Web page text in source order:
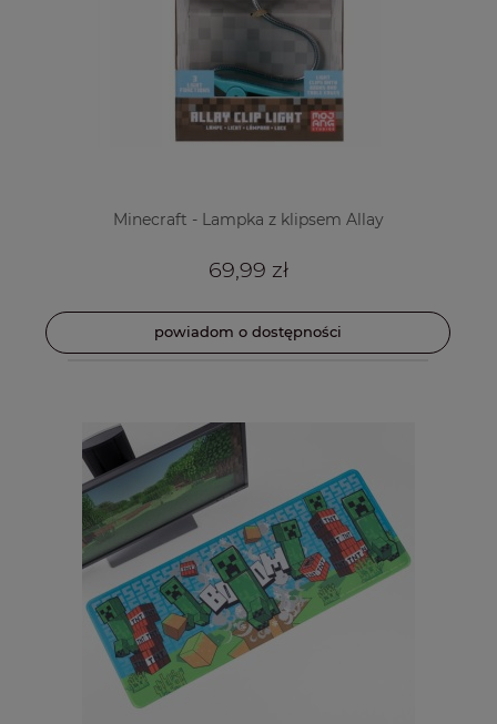
Minecraft - Lampka z klipsem Allay
69,99 zł
powiadom o dostępności